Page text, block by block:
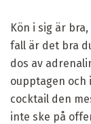
Kön i sig är
fall är det bra
dos av
oupptagen och
cocktail den
inte ske på